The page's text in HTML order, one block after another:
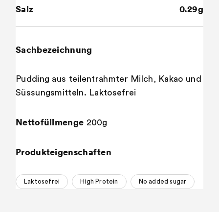
Salz 0.29g
Sachbezeichnung
Pudding aus teilentrahmter Milch, Kakao und
Süssungsmitteln. Laktosefrei
Nettofüllmenge 200g
Produkteigenschaften
Laktosefrei High Protein No added sugar